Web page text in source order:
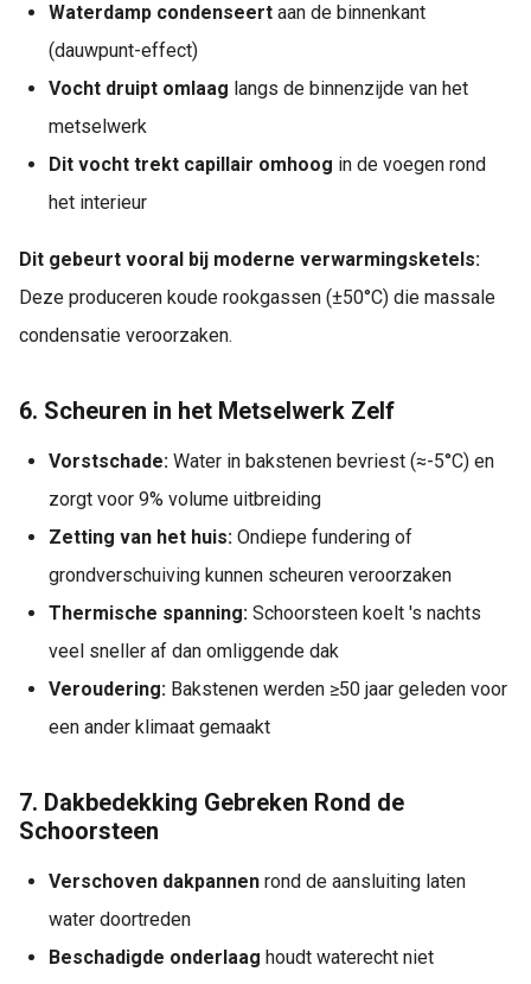
Waterdamp condenseert aan de binnenkant
(dauwpunt-effect)
Vocht druipt omlaag langs de binnenzijde van het
metselwerk
Dit vocht trekt capillair omhoog in de voegen rond
het interieur
Dit gebeurt vooral bij moderne verwarmingsketels:
Deze produceren koude rookgassen (±50°C) die massale
condensatie veroorzaken.
6. Scheuren in het Metselwerk Zelf
Vorstschade: Water in bakstenen bevriest (≈-5°C) en
zorgt voor 9% volume uitbreiding
Zetting van het huis: Ondiepe fundering of
grondverschuiving kunnen scheuren veroorzaken
Thermische spanning: Schoorsteen koelt 's nachts
veel sneller af dan omliggende dak
Veroudering: Bakstenen werden ≥50 jaar geleden voor
een ander klimaat gemaakt
7. Dakbedekking Gebreken Rond de
Schoorsteen
Verschoven dakpannen rond de aansluiting laten
water doortreden
Beschadigde onderlaag houdt waterecht niet